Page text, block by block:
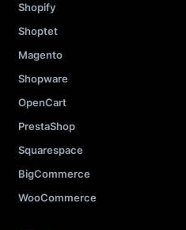
Shopify
Shoptet
Magento
Shopware
OpenCart
PrestaShop
Squarespace
BigCommerce
WooCommerce